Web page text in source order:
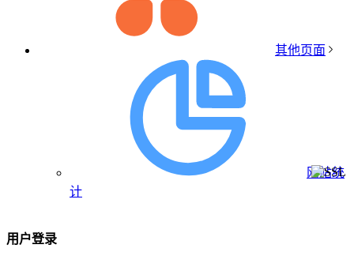
其他页面
网站统
计
用户登录